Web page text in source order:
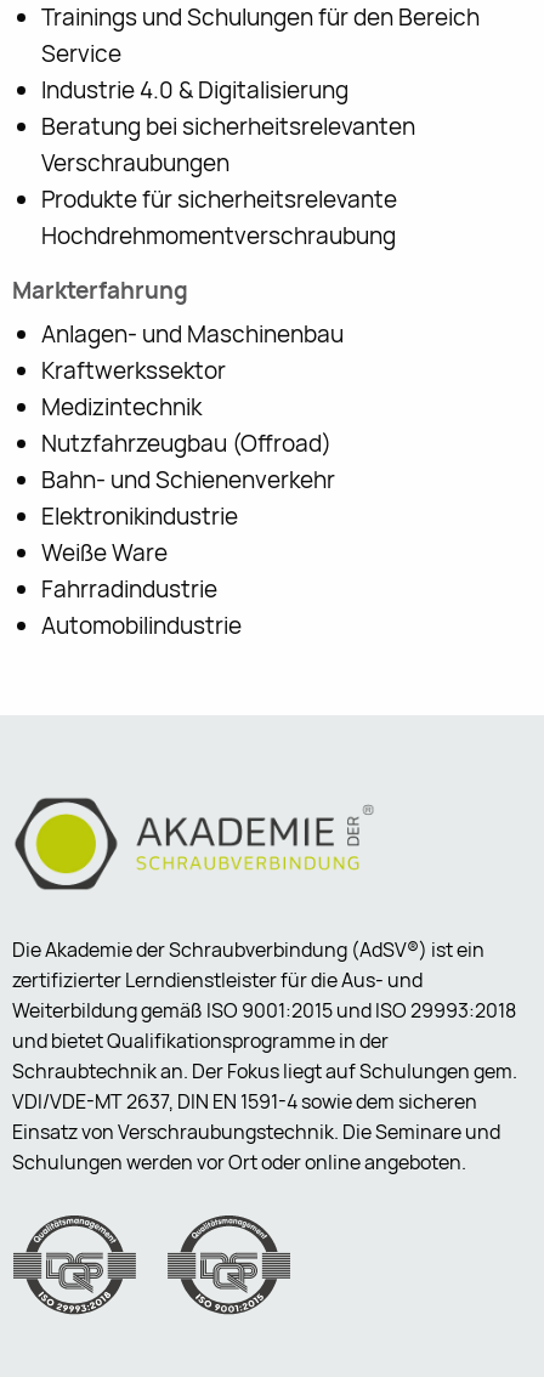
Trainings und Schulungen für den Bereich
Service
Industrie 4.0 & Digitalisierung
Beratung bei sicherheitsrelevanten
Verschraubungen
Produkte für sicherheitsrelevante
Hochdrehmomentverschraubung
Markterfahrung
Anlagen- und Maschinenbau
Kraftwerkssektor
Medizintechnik
Nutzfahrzeugbau (Offroad)
Bahn- und Schienenverkehr
Elektronikindustrie
Weiße Ware
Fahrradindustrie
Automobilindustrie
Die Akademie der Schraubverbindung (AdSV®) ist ein
zertifizierter Lerndienstleister für die Aus- und
Weiterbildung gemäß ISO 9001:2015 und ISO 29993:2018
und bietet Qualifikationsprogramme in der
Schraubtechnik an. Der Fokus liegt auf Schulungen gem.
VDI/VDE-MT 2637, DIN EN 1591-4 sowie dem sicheren
Einsatz von Verschraubungstechnik. Die Seminare und
Schulungen werden vor Ort oder online angeboten.